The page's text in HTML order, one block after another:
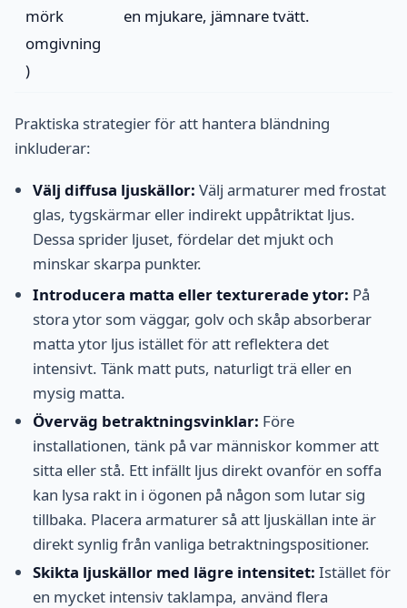
mörk
omgivning
)
en mjukare, jämnare tvätt.
Praktiska strategier för att hantera bländning
inkluderar:
Välj diffusa ljuskällor: Välj armaturer med frostat
glas, tygskärmar eller indirekt uppåtriktat ljus.
Dessa sprider ljuset, fördelar det mjukt och
minskar skarpa punkter.
Introducera matta eller texturerade ytor: På
stora ytor som väggar, golv och skåp absorberar
matta ytor ljus istället för att reflektera det
intensivt. Tänk matt puts, naturligt trä eller en
mysig matta.
Överväg betraktningsvinklar: Före
installationen, tänk på var människor kommer att
sitta eller stå. Ett infällt ljus direkt ovanför en soffa
kan lysa rakt in i ögonen på någon som lutar sig
tillbaka. Placera armaturer så att ljuskällan inte är
direkt synlig från vanliga betraktningspositioner.
Skikta ljuskällor med lägre intensitet: Istället för
en mycket intensiv taklampa, använd flera